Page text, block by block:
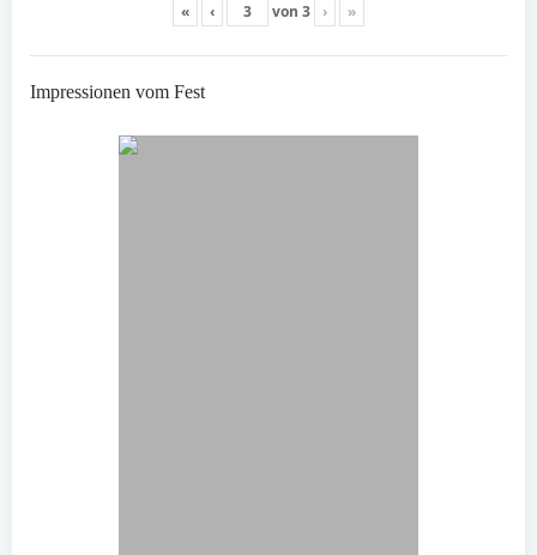
« ‹ von 3 › »
Impressionen vom Fest